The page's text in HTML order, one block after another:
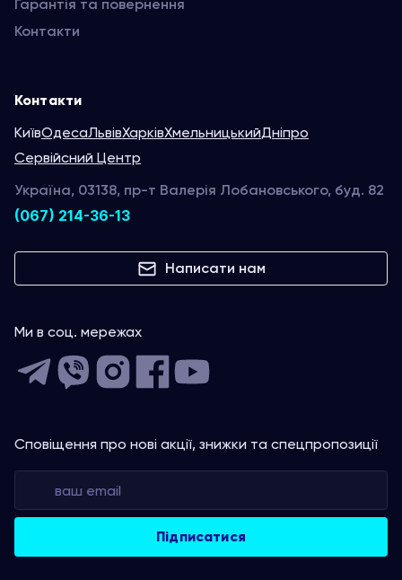
Гарантія та повернення
Контакти
Контакти
КиївОдесаЛьвівХарківХмельницькийДніпро
Сервійсний Центр
Україна, 03138, пр-т Валерія Лобановського, буд. 82
(067) 214-36-13
Написати нам
Ми в соц. мережах
Сповіщення про нові акції, знижки та спецпропозиції